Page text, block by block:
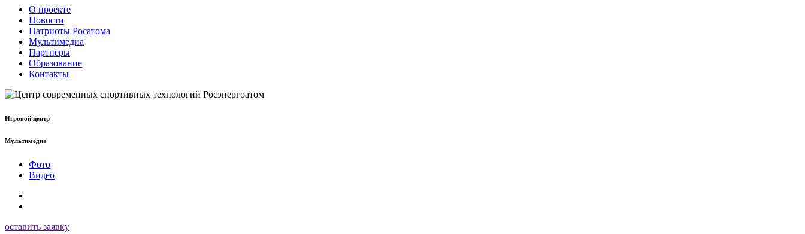
О проекте
Новости
Патриоты Росатома
Мультимедиа
Партнёры
Образование
Контакты
Игровой центр
Мультимедиа
Фото
Видео
оставить заявку